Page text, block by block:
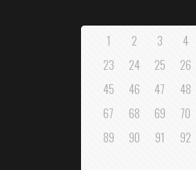
1 2 3 4
23
24 25 26
45
46 47 48
67
68 69 70
89
90 91 92